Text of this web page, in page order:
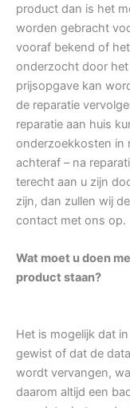
product dan is het
worden gebracht
vooraf bekend of
onderzocht door
prijsopgave kan
de reparatie
reparatie aan huis
onderzoekkosten in
achteraf – na
terecht aan u zijn
zijn, dan zullen wij
contact met ons op.
Wat moet u doen
product staan?
Het is mogelijk dat
gewist of dat de
wordt vervangen,
daarom altijd een